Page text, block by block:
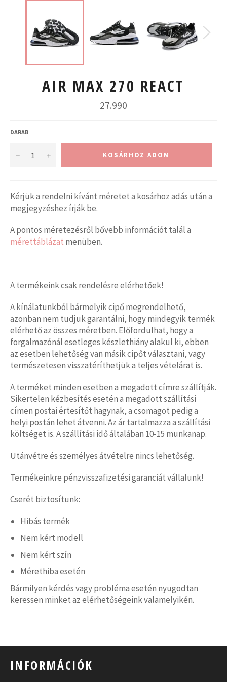
AIR MAX 270 REACT
Normál
ár
27.990
DARAB
− + KOSÁRHOZ ADOM
Kérjük a rendelni kívánt méretet a kosárhoz adás után a
megjegyzéshez írják be.
A pontos méretezésről bővebb információt talál a
mérettáblázat menüben.
A termékeink csak rendelésre elérhetőek!
A kínálatunkból bármelyik cipő megrendelhető,
azonban nem tudjuk garantálni, hogy mindegyik termék
elérhető az összes méretben. Előfordulhat, hogy a
forgalmazónál esetleges készlethiány alakul ki, ebben
az esetben lehetőség van másik cipőt választani, vagy
természetesen visszatéríthetjük a teljes vételárat is.
A terméket minden esetben a megadott címre szállítják.
Sikertelen kézbesítés esetén a megadott szállítási
címen postai értesítőt hagynak, a csomagot pedig a
helyi postán lehet átvenni. Az ár tartalmazza a szállítási
költséget is. A szállítási idő általában 10-15 munkanap.
Utánvétre és személyes átvételre nincs lehetőség.
Termékeinkre pénzvisszafizetési garanciát vállalunk!
Cserét biztosítunk:
Hibás termék
Nem kért modell
Nem kért szín
Mérethiba esetén
Bármilyen kérdés vagy probléma esetén nyugodtan
keressen minket az elérhetőségeink valamelyikén.
INFORMÁCIÓK